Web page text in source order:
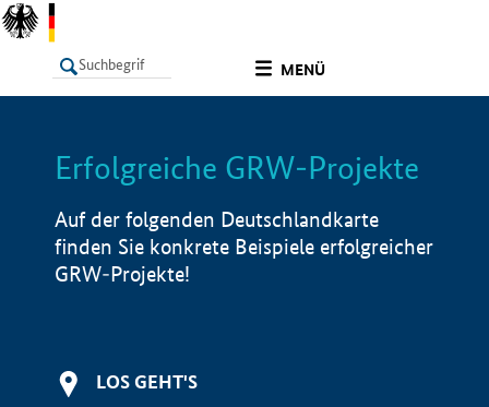
MENÜ
LISTE Info
Erfolgreiche GRW-Projekte
Auf der folgenden Deutschlandkarte
finden Sie konkrete Beispiele erfolgreicher
GRW-Projekte!
LOS GEHT'S